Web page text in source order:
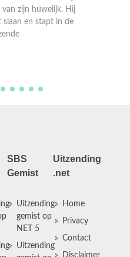
zijn huwelijk. Hij
en stapt in de
SBS
Gemist
Uitzending
gemist op
NET 5
Uitzending
Uitzending
.net
Home
Privacy
Contact
Disclaimer